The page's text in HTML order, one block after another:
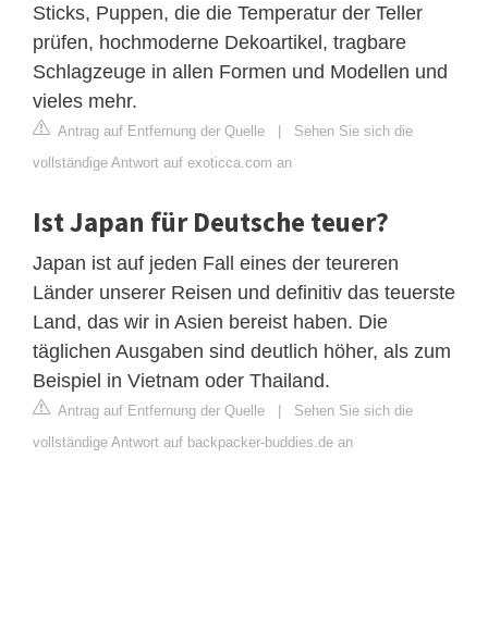
Sticks, Puppen, die die Temperatur der Teller
prüfen, hochmoderne Dekoartikel, tragbare
Schlagzeuge in allen Formen und Modellen und
vieles mehr.
Antrag auf Entfernung der Quelle | Sehen Sie sich die
vollständige Antwort auf exoticca.com an
Ist Japan für Deutsche teuer?
Japan ist auf jeden Fall eines der teureren
Länder unserer Reisen und definitiv das teuerste
Land, das wir in Asien bereist haben. Die
täglichen Ausgaben sind deutlich höher, als zum
Beispiel in Vietnam oder Thailand.
Antrag auf Entfernung der Quelle | Sehen Sie sich die
vollständige Antwort auf backpacker-buddies.de an